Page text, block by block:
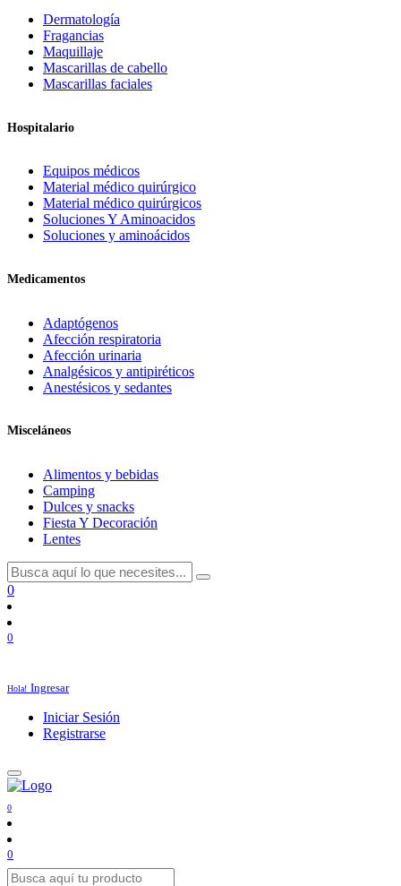
Dermatología
Fragancias
Maquillaje
Mascarillas de cabello
Mascarillas faciales
Hospitalario
Equipos médicos
Material médico quirúrgico
Material médico quirúrgicos
Soluciones Y Aminoacidos
Soluciones y aminoácidos
Medicamentos
Adaptógenos
Afección respiratoria
Afección urinaria
Analgésicos y antipiréticos
Anestésicos y sedantes
Misceláneos
Alimentos y bebidas
Camping
Dulces y snacks
Fiesta Y Decoración
Lentes
0
0
Hola! Ingresar
Iniciar Sesión
Registrarse
0
0